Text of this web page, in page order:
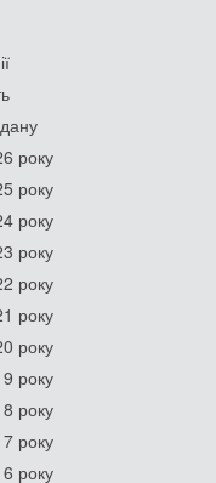
року
року
року
року
року
року
року
року
року
року
року